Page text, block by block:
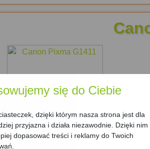
się do Ciebie
dzięki którym nasza strona jest dla
przyjazna i działa niezawodnie. Dzięki nim
dopasować treści i reklamy do Twoich